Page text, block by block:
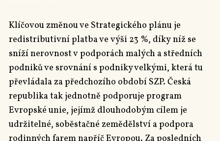
Klíčovou změnou ve Strategického plánu je
redistributivní platba ve výši 23 %, díky níž se
sníží nerovnost v podporách malých a středních
podniků ve srovnání s podniky velkými, která tu
převládala za předchozího období SZP. Česká
republika tak jednotně podporuje program
Evropské unie, jejímž dlouhodobým cílem je
udržitelné, soběstačné zemědělství a podpora